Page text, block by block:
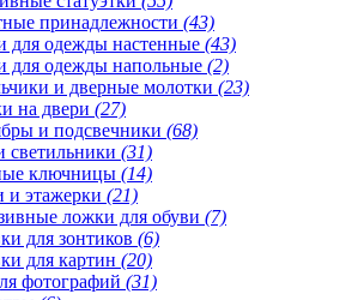
принадлежности (43)
для одежды настенные (43)
для одежды напольные (2)
и дверные молотки (23)
на двери (27)
и подсвечники (68)
(31)
ключницы (14)
и этажерки (21)
ложки для обуви (7)
для зонтиков (6)
для картин (20)
фотографий (31)